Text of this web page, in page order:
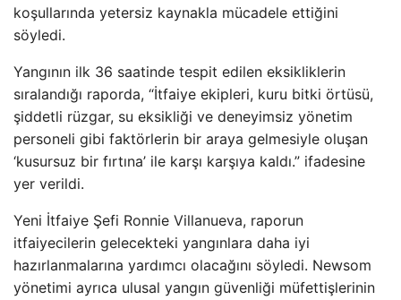
koşullarında yetersiz kaynakla mücadele ettiğini
söyledi.
Yangının ilk 36 saatinde tespit edilen eksikliklerin
sıralandığı raporda, “İtfaiye ekipleri, kuru bitki örtüsü,
şiddetli rüzgar, su eksikliği ve deneyimsiz yönetim
personeli gibi faktörlerin bir araya gelmesiyle oluşan
‘kusursuz bir fırtına’ ile karşı karşıya kaldı.” ifadesine
yer verildi.
Yeni İtfaiye Şefi Ronnie Villanueva, raporun
itfaiyecilerin gelecekteki yangınlara daha iyi
hazırlanmalarına yardımcı olacağını söyledi. Newsom
yönetimi ayrıca ulusal yangın güvenliği müfettişlerinin